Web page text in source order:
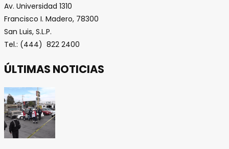
Av. Universidad 1310
Francisco I. Madero, 78300
San Luis, S.L.P.
Tel.: (444) 822 2400
ÚLTIMAS NOTICIAS